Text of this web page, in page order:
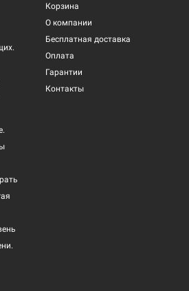
Корзина
О компании
Бесплатная доставка
Оплата
Гарантии
Контакты